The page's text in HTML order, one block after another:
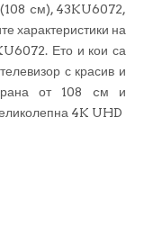
cм), 43KU6072,
характеристики на
Ето и кои са
с красив и
от 108 cм и
4K UHD